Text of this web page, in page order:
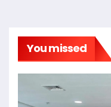
You missed